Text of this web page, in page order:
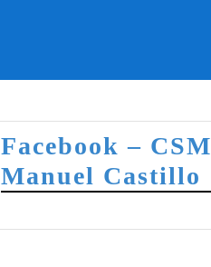
Facebook – CSM
Manuel Castillo